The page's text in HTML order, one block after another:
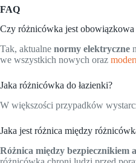
FAQ
Czy różnicówka jest
Tak, aktualne normy elektryczne
we wszystkich nowych oraz
Jaka różnicówka do łazienki?
W większości przypadków
Jaka jest różnica między
Różnica między bezpiecznikiem